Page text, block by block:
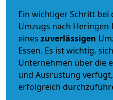
Ein wichtiger Schritt
Umzugs nach
eines zuverlässigen
Essen. Es ist wichtig,
Unternehmen über die
und Ausrüstung
erfolgreich